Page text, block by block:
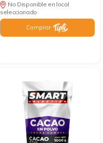
No Disponible en local
seleccionado
Comprar